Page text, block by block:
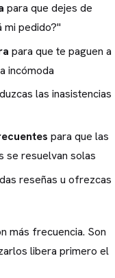
para que dejes de
mi pedido?"
para que te paguen a
incómoda
las inasistencias
para que las
se resuelvan solas
reseñas u ofrezcas
más frecuencia. Son
libera primero el